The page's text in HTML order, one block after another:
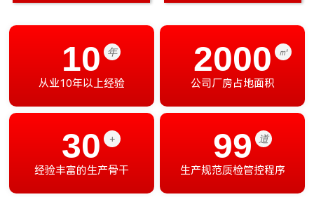
10 年
从业10年以上经验
2000 ㎡
公司厂房占地面积
30 +
经验丰富的生产骨干
99 道
生产规范质检管控程序